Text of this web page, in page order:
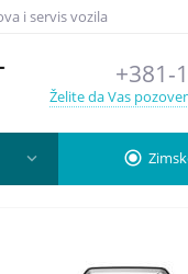
i servis vozila
+381-
Želite da Vas
radio_button_checked